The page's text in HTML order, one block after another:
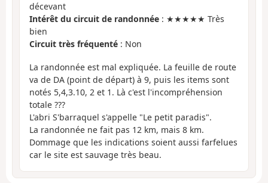
décevant
Intérêt du circuit de randonnée : ★★★★★ Très
bien
Circuit très fréquenté : Non
La randonnée est mal expliquée. La feuille de route
va de DA (point de départ) à 9, puis les items sont
notés 5,4,3.10, 2 et 1. Là c'est l'incompréhension
totale ???
L'abri S'barraquel s'appelle "Le petit paradis".
La randonnée ne fait pas 12 km, mais 8 km.
Dommage que les indications soient aussi farfelues
car le site est sauvage très beau.